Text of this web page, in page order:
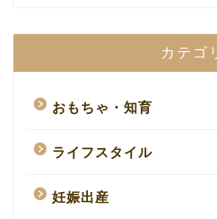
カテゴ
おもちゃ・知育
ライフスタイル
妊娠出産